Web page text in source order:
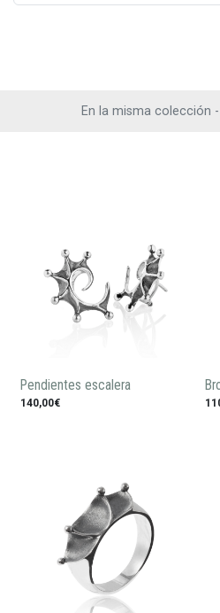
En la misma colección -
Pendientes escalera
140,00€